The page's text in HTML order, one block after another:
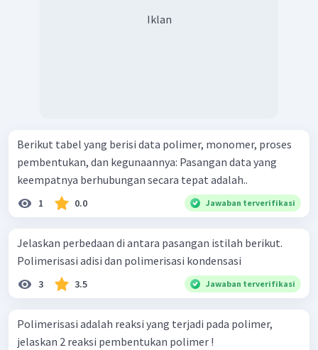
Iklan
Berikut tabel yang berisi data polimer, monomer, proses
pembentukan, dan kegunaannya: Pasangan data yang
keempatnya berhubungan secara tepat adalah..
1 0.0 Jawaban terverifikasi
Jelaskan perbedaan di antara pasangan istilah berikut.
Polimerisasi adisi dan polimerisasi kondensasi
3 3.5 Jawaban terverifikasi
Polimerisasi adalah reaksi yang terjadi pada polimer,
jelaskan 2 reaksi pembentukan polimer !